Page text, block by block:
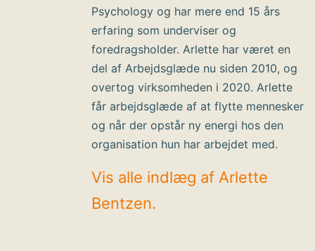
Psychology og har mere end 15 års
erfaring som underviser og
foredragsholder. Arlette har været en
del af Arbejdsglæde nu siden 2010, og
overtog virksomheden i 2020. Arlette
får arbejdsglæde af at flytte mennesker
og når der opstår ny energi hos den
organisation hun har arbejdet med.
Vis alle indlæg af Arlette
Bentzen.